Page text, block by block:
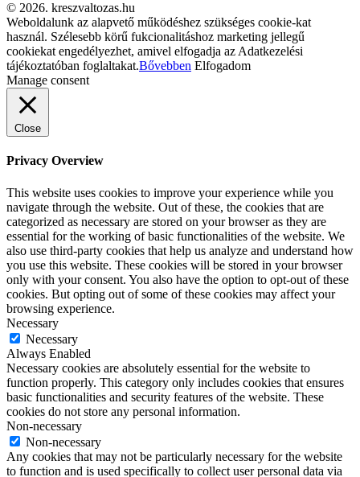
© 2026. kreszvaltozas.hu
Weboldalunk az alapvető működéshez szükséges cookie-kat
használ. Szélesebb körű fukcionalitáshoz marketing jellegű
cookiekat engedélyezhet, amivel elfogadja az Adatkezelési
tájékoztatóban foglaltakat.Bővebben Elfogadom
Manage consent
Close
Privacy Overview
This website uses cookies to improve your experience while you
navigate through the website. Out of these, the cookies that are
categorized as necessary are stored on your browser as they are
essential for the working of basic functionalities of the website. We
also use third-party cookies that help us analyze and understand how
you use this website. These cookies will be stored in your browser
only with your consent. You also have the option to opt-out of these
cookies. But opting out of some of these cookies may affect your
browsing experience.
Necessary
Necessary
Always Enabled
Necessary cookies are absolutely essential for the website to
function properly. This category only includes cookies that ensures
basic functionalities and security features of the website. These
cookies do not store any personal information.
Non-necessary
Non-necessary
Any cookies that may not be particularly necessary for the website
to function and is used specifically to collect user personal data via